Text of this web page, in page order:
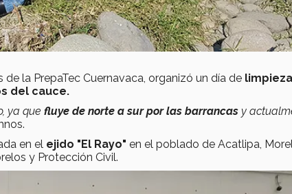
de la PrepaTec Cuernavaca, organizó un día de
del cauce.
ya que fluye de norte a sur por las barrancas y
en el ejido "El Rayo" en el poblado de Acatlipa,
y Protección Civil.